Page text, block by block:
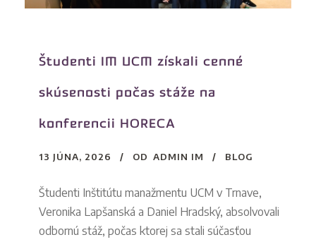
Študenti IM UCM získali cenné
skúsenosti počas stáže na
konferencii HORECA
13 JÚNA, 2026 OD ADMIN IM BLOG
Študenti Inštitútu manažmentu UCM v Trnave,
Veronika Lapšanská a Daniel Hradský, absolvovali
odbornú stáž, počas ktorej sa stali súčasťou